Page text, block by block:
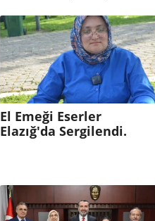
El Emeği Eserler
Elazığ'da Sergilendi.